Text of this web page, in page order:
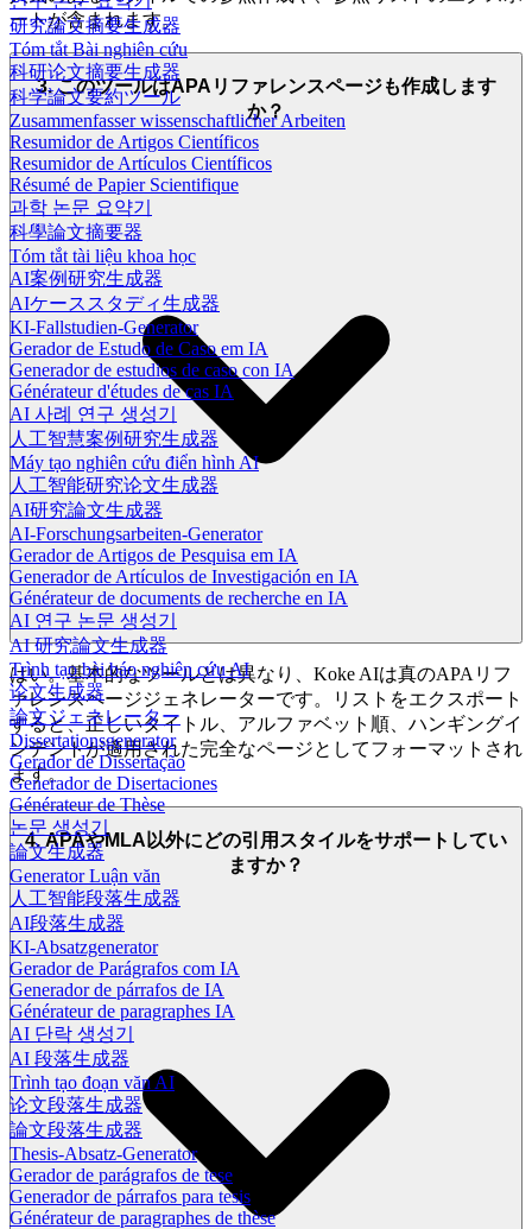
研究論文摘要生成器
Tóm tắt Bài nghiên cứu
科研论文摘要生成器
科学論文要約ツール
Zusammenfasser wissenschaftlicher Arbeiten
Resumidor de Artigos Científicos
Resumidor de Artículos Científicos
Résumé de Papier Scientifique
과학 논문 요약기
科學論文摘要器
Tóm tắt tài liệu khoa học
AI案例研究生成器
AIケーススタディ生成器
KI-Fallstudien-Generator
Gerador de Estudo de Caso em IA
Generador de estudios de caso con IA
Générateur d'études de cas IA
AI 사례 연구 생성기
人工智慧案例研究生成器
Máy tạo nghiên cứu điển hình AI
人工智能研究论文生成器
AI研究論文生成器
AI-Forschungsarbeiten-Generator
Gerador de Artigos de Pesquisa em IA
Generador de Artículos de Investigación en IA
Générateur de documents de recherche en IA
AI 연구 논문 생성기
AI 研究論文生成器
Trình tạo bài báo nghiên cứu AI
论文生成器
論文ジェネレーター
Dissertationsgenerator
Gerador de Dissertação
Generador de Disertaciones
Générateur de Thèse
논문 생성기
論文生成器
Generator Luận văn
人工智能段落生成器
AI段落生成器
KI-Absatzgenerator
Gerador de Parágrafos com IA
Generador de párrafos de IA
Générateur de paragraphes IA
AI 단락 생성기
AI 段落生成器
Trình tạo đoạn văn AI
论文段落生成器
論文段落生成器
Thesis-Absatz-Generator
Gerador de parágrafos de tese
Generador de párrafos para tesis
Générateur de paragraphes de thèse
ートが含まれます。
3. このツールはAPAリファレンスページも作成します
か？
はい。基本的なツールとは異なり、Koke AIは真のAPAリフ
ァレンスページジェネレーターです。リストをエクスポート
すると、正しいタイトル、アルファベット順、ハンギングイ
ンデントが適用された完全なページとしてフォーマットされ
ます。
4. APAやMLA以外にどの引用スタイルをサポートしてい
ますか？